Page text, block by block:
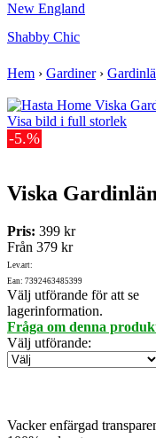
New England
Shabby Chic
Hem › Gardiner›
Visa bild i full storlek
-5.%
Viska
Pris: 399 kr
Från 379 kr
Lev.art:
Ean: 7392463485399
Välj utförande för att se
lagerinformation.
Fråga om denna
Välj utförande:
Vacker enfärgad